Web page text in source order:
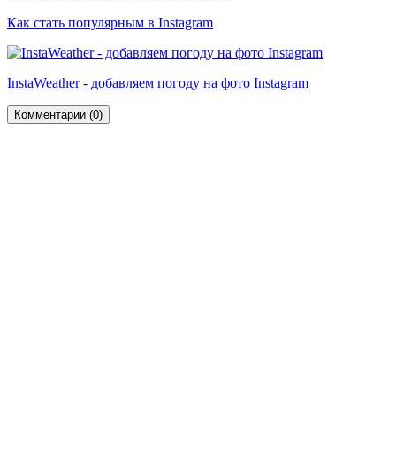
Как стать популярным в Instagram
InstaWeather - добавляем погоду на фото Instagram
Комментарии (0)